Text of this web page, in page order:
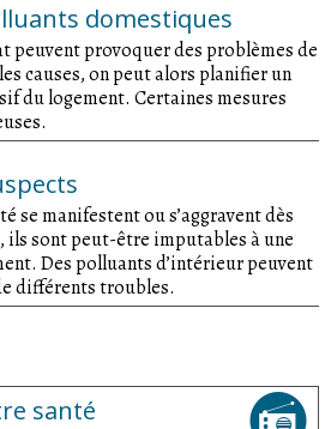
domestiques
peuvent provoquer des problèmes de
causes, on peut alors planifier un
du logement. Certaines mesures
se manifestent ou s’aggravent dès
ils sont peut-être imputables à une
Des polluants d’intérieur peuvent
différents troubles.
santé